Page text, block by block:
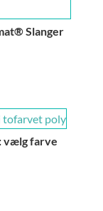
Slanger
vælg farve